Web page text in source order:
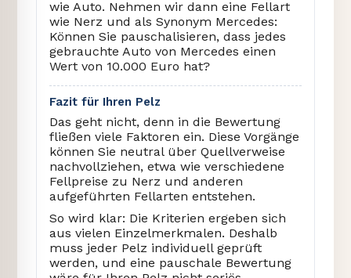
wie Auto. Nehmen wir dann eine Fellart
wie Nerz und als Synonym Mercedes:
Können Sie pauschalisieren, dass jedes
gebrauchte Auto von Mercedes einen
Wert von 10.000 Euro hat?
Fazit für Ihren Pelz
Das geht nicht, denn in die Bewertung
fließen viele Faktoren ein. Diese Vorgänge
können Sie neutral über Quellverweise
nachvollziehen, etwa wie verschiedene
Fellpreise zu Nerz und anderen
aufgeführten Fellarten entstehen.
So wird klar: Die Kriterien ergeben sich
aus vielen Einzelmerkmalen. Deshalb
muss jeder Pelz individuell geprüft
werden, und eine pauschale Bewertung